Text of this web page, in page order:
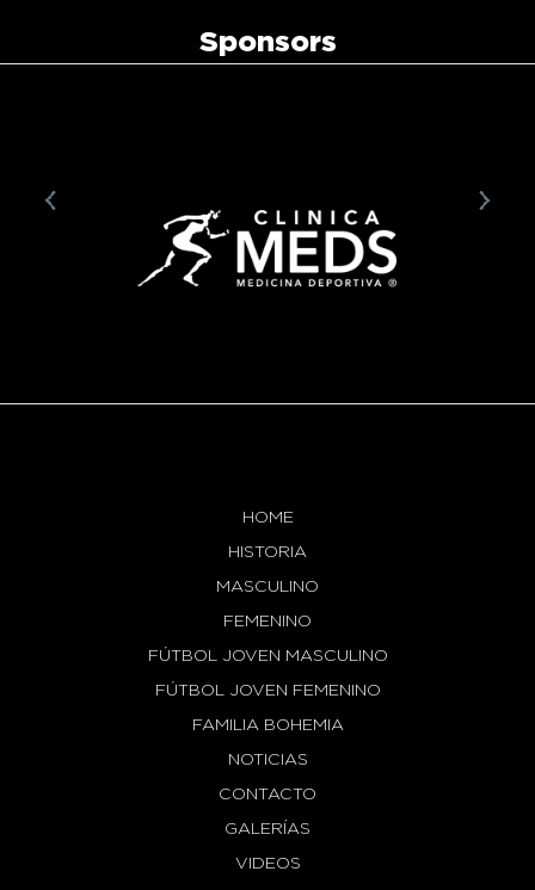
Sponsors
prev next
HOME
HISTORIA
MASCULINO
FEMENINO
FÚTBOL JOVEN MASCULINO
FÚTBOL JOVEN FEMENINO
FAMILIA BOHEMIA
NOTICIAS
CONTACTO
GALERÍAS
VIDEOS